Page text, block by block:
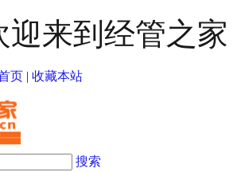
迎来到经管之家
页 | 收藏本站
搜索